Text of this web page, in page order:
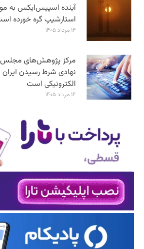
آینده اسپیس‌ایکس به
استارشیپ گره خورده
۱۴ مرداد ۱۴۰۵
مرکز پژوهش‌های
الکترونیکی است
۱۴ مرداد ۱۴۰۵